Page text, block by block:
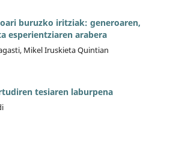
buruzko iritziak: generoaren,
esperientziaren arabera
Mikel Iruskieta Quintian
tesiaren laburpena